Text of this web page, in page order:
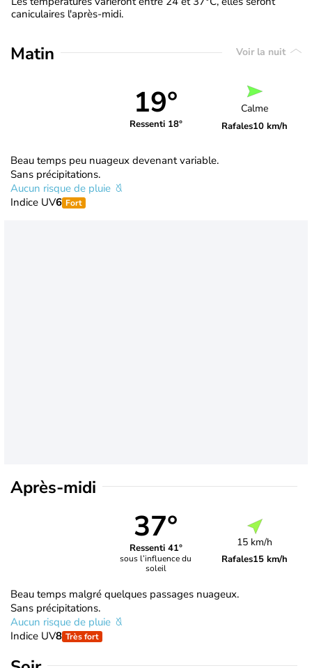
caniculaires l'après-midi.
Matin Voir la nuit
19°
Ressenti 18°
Calme
Rafales10 km/h
Beau temps peu nuageux devenant variable.
Sans précipitations.
Aucun risque de pluie
Indice UV6 Fort
Après-midi
37°
Ressenti 41°
sous l’influence du
soleil
15 km/h
Rafales15 km/h
Beau temps malgré quelques passages nuageux.
Sans précipitations.
Aucun risque de pluie
Indice UV8 Très fort